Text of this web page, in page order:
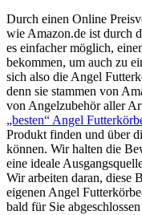
Durch einen Online
wie Amazon.de ist durch
es einfacher möglich,
bekommen, um auch zu
sich also die Angel
denn sie stammen von
von Angelzubehör aller
„besten“ Angel
Produkt finden und über
können. Wir halten die
eine ideale
Wir arbeiten daran, diese
eigenen Angel
bald für Sie